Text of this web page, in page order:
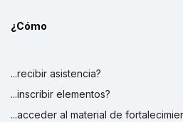
¿Cómo
...recibir asistencia?
...inscribir elementos?
...acceder al material de